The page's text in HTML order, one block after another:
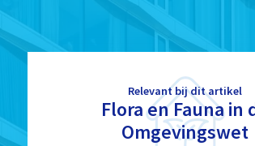
Relevant bij dit artikel
Flora en Fauna in
Omgevingswet